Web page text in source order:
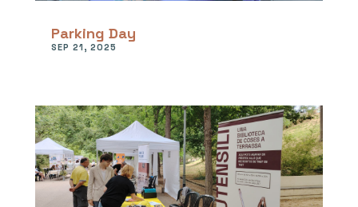
Parking Day
SEP 21, 2025